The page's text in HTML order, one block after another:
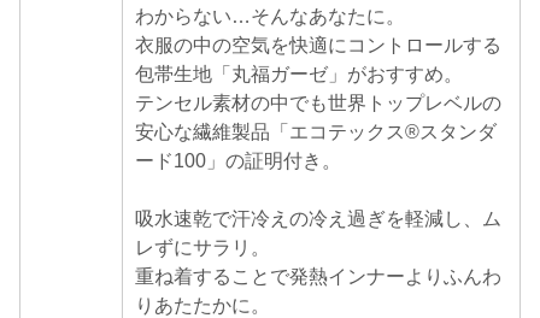
わからない…そんなあなたに。
衣服の中の空気を快適にコントロールする
包帯生地「丸福ガーゼ」がおすすめ。
テンセル素材の中でも世界トップレベルの
安心な繊維製品「エコテックス®スタンダ
ード100」の証明付き。
吸水速乾で汗冷えの冷え過ぎを軽減し、ム
レずにサラリ。
重ね着することで発熱インナーよりふんわ
りあたたかに。